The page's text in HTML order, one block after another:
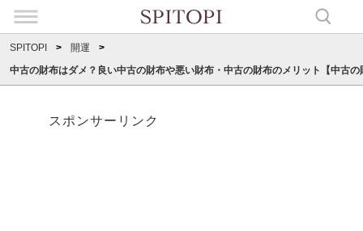
SPITOPI
開運
中古の財布はダメ？良い中古の財布や悪い財布・中古の財布のメリット【中古
スポンサーリンク